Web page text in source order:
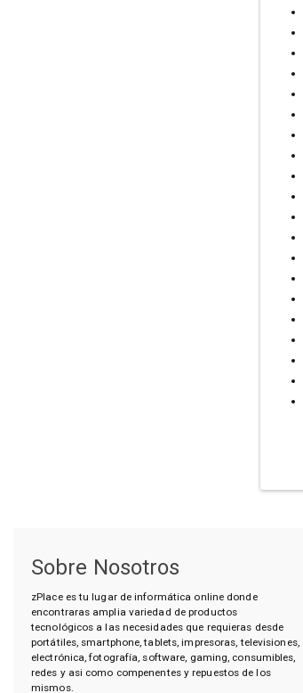
Sobre Nosotros
zPlace es tu lugar de informática online donde
encontraras amplia variedad de productos
tecnológicos a las necesidades que requieras desde
portátiles, smartphone, tablets, impresoras, televisiones,
electrónica, fotografía, software, gaming, consumibles,
redes y asi como compenentes y repuestos de los
mismos.